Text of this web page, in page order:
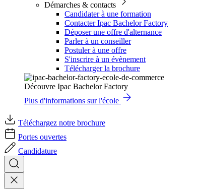
Démarches & contacts
Candidater à une formation
Contacter Ipac Bachelor Factory
Déposer une offre d'alternance
Parler à un conseiller
Postuler à une offre
S'inscrire à un évènement
Télécharger la brochure
Découvre Ipac Bachelor Factory
Plus d'informations sur l'école
Téléchargez notre brochure
Portes ouvertes
Candidature